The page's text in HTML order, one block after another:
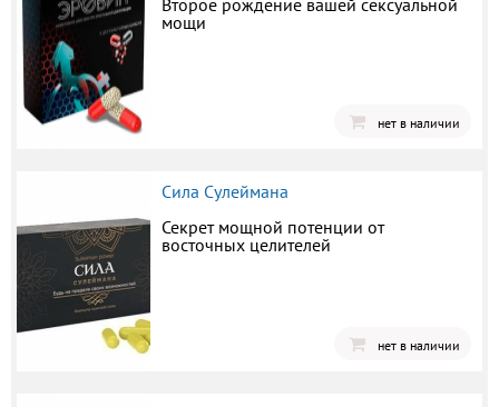
Второе рождение вашей сексуальной
мощи
нет в наличии
Сила Сулеймана
Секрет мощной потенции от
восточных целителей
нет в наличии